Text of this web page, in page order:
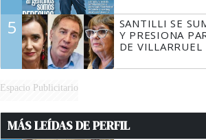
5
SANTILLI SE
Y PRESIONA
DE VILLARRUEL
Espacio Publicitario
MÁS LEÍDAS DE PERFIL